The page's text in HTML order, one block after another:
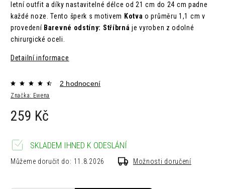
letní outfit a díky nastavitelné délce od 21 cm do 24 cm padne
každé noze. Tento šperk s motivem Kotva o průměru 1,1 cm v
provedení Barevné odstíny: Stříbrná je vyroben z odolné
chirurgické oceli.
Detailní informace
Značka: Ewena
2 hodnocení
259 Kč
SKLADEM IHNED K ODESLÁNÍ
Můžeme doručit do: 11.8.2026 Možnosti doručení